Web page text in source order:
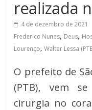
Minas
realizada
4 de dezembro de 2021
Frederico Nunes, Deus,
Lourenço,Walter Lessa
O prefeito de
(PTB), vem
cirurgia no